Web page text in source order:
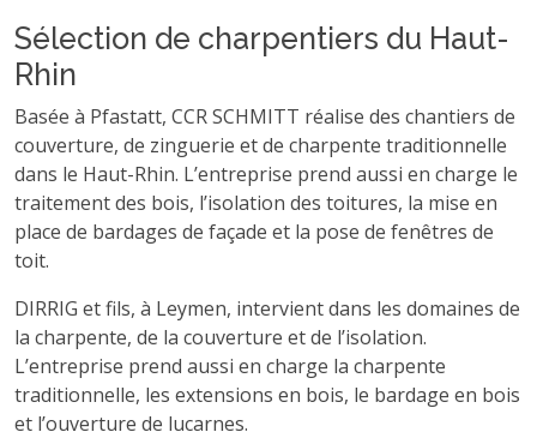
Sélection de charpentiers du Haut-
Rhin
Basée à Pfastatt, CCR SCHMITT réalise des chantiers de
couverture, de zinguerie et de charpente traditionnelle
dans le Haut-Rhin. L’entreprise prend aussi en charge le
traitement des bois, l’isolation des toitures, la mise en
place de bardages de façade et la pose de fenêtres de
toit.
DIRRIG et fils, à Leymen, intervient dans les domaines de
la charpente, de la couverture et de l’isolation.
L’entreprise prend aussi en charge la charpente
traditionnelle, les extensions en bois, le bardage en bois
et l’ouverture de lucarnes.